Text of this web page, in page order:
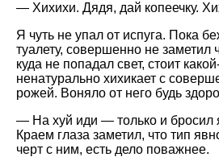
— Хихихи. Дядя, дай копеечку.
Я чуть не упал от испуга. Пока
туалету, совершенно не заметил
куда не попадал свет, стоит
ненатурально хихикает с
рожей. Воняло от него будь
— На хуй иди — только и бросил
Краем глаза заметил, что тип
черт с ним, есть дело поважнее.